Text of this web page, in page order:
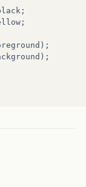
();
();
;
;
);
);